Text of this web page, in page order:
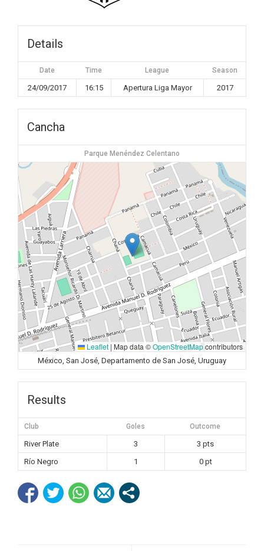
Details
Date Time League Season
24/09/2017 16:15 Apertura Liga Mayor 2017
Cancha
Parque Menéndez Celentano
Leaflet | Map data ©OpenStreetMapcontributors
México, San José, Departamento de San José, Uruguay
Results
Club Goles Outcome
River Plate 3
3 pts
Río Negro
1 0 pt